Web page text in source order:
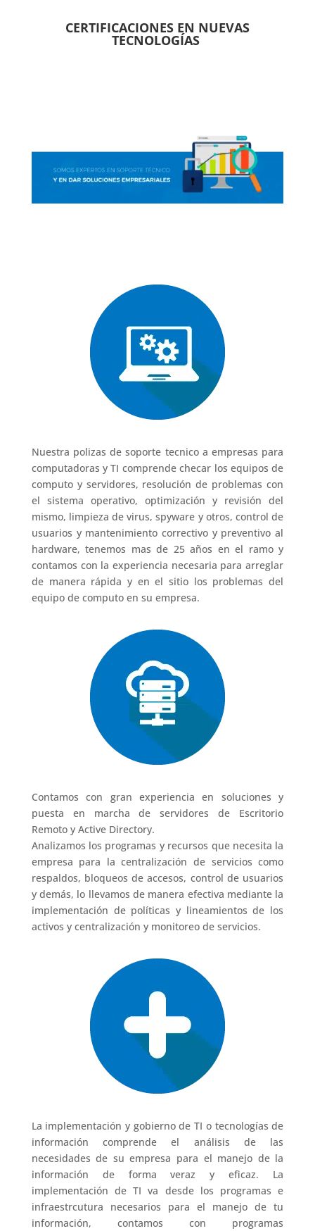
CERTIFICACIONES EN NUEVAS
TECNOLOGÍAS
Nuestra polizas de soporte tecnico a empresas para
computadoras y TI comprende checar los equipos de
computo y servidores, resolución de problemas con
el sistema operativo, optimización y revisión del
mismo, limpieza de virus, spyware y otros, control de
usuarios y mantenimiento correctivo y preventivo al
hardware, tenemos mas de 25 años en el ramo y
contamos con la experiencia necesaria para arreglar
de manera rápida y en el sitio los problemas del
equipo de computo en su empresa.
Contamos con gran experiencia en soluciones y
puesta en marcha de servidores de Escritorio
Remoto y Active Directory.
Analizamos los programas y recursos que necesita la
empresa para la centralización de servicios como
respaldos, bloqueos de accesos, control de usuarios
y demás, lo llevamos de manera efectiva mediante la
implementación de políticas y lineamientos de los
activos y centralización y monitoreo de servicios.
La implementación y gobierno de TI o tecnologías de
información comprende el análisis de las
necesidades de su empresa para el manejo de la
información de forma veraz y eficaz. La
implementación de TI va desde los programas e
infraestrcutura necesarios para el manejo de tu
información, contamos con programas